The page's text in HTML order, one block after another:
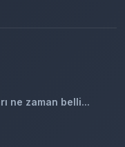
ne zaman belli...